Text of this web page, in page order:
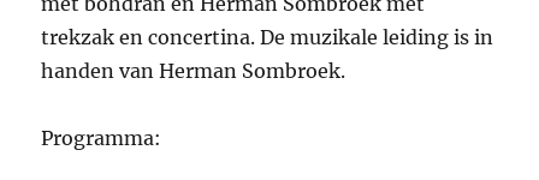
trekzak en concertina. De muzikale leiding is in
handen van Herman Sombroek.
Programma: